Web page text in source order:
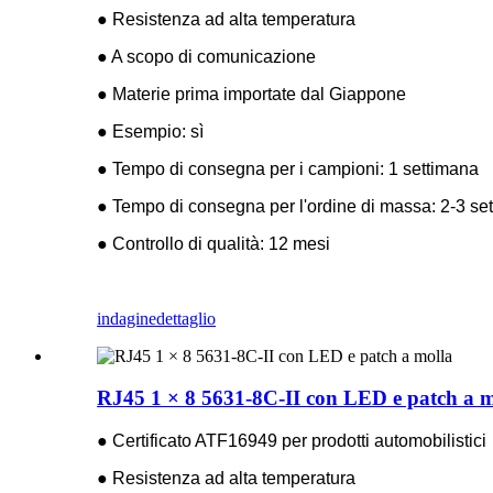
● Resistenza ad alta temperatura
● A scopo di comunicazione
● Materie prima importate dal Giappone
● Esempio: sì
● Tempo di consegna per i campioni: 1 settimana
● Tempo di consegna per l'ordine di massa: 2-3
● Controllo di qualità: 12 mesi
indaginedettaglio
RJ45 1 × 8 5631-8C-II con LED e patch a
● Certificato ATF16949 per prodotti automobilistici
● Resistenza ad alta temperatura